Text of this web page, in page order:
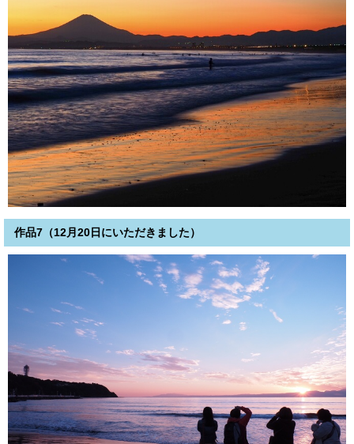
作品7（12月20日にいただきました）